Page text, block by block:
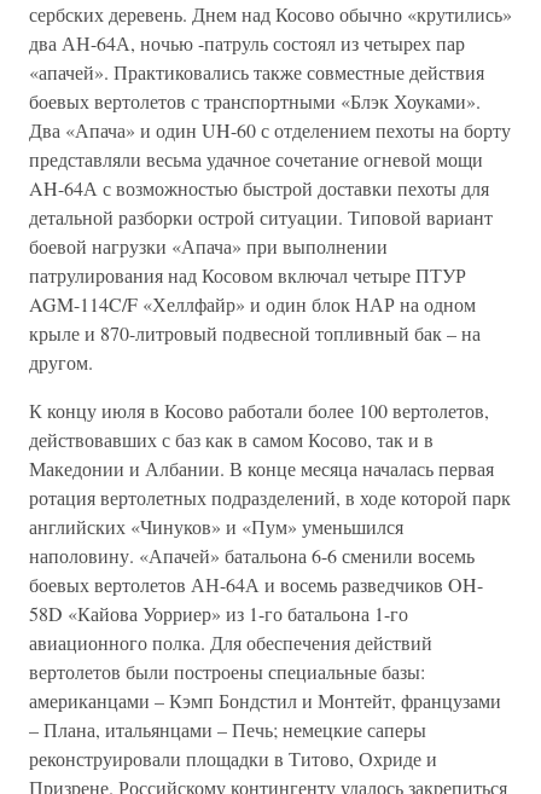
сербских деревень. Днем над Косово обычно «крутились»
два АН-64А, ночью -патруль состоял из четырех пар
«апачей». Практиковались также совместные действия
боевых вертолетов с транспортными «Блэк Хоуками».
Два «Апача» и один UH-60 с отделением пехоты на борту
представляли весьма удачное сочетание огневой мощи
AH-64А с возможностью быстрой доставки пехоты для
детальной разборки острой ситуации. Типовой вариант
боевой нагрузки «Апача» при выполнении
патрулирования над Косовом включал четыре ПТУР
AGM-114C/F «Хеллфайр» и один блок НАР на одном
крыле и 870-литровый подвесной топливный бак – на
другом.
К концу июля в Косово работали более 100 вертолетов,
действовавших с баз как в самом Косово, так и в
Македонии и Албании. В конце месяца началась первая
ротация вертолетных подразделений, в ходе которой парк
английских «Чинуков» и «Пум» уменьшился
наполовину. «Апачей» батальона 6-6 сменили восемь
боевых вертолетов АН-64А и восемь разведчиков OH-
58D «Кайова Уорриер» из 1-го батальона 1-го
авиационного полка. Для обеспечения действий
вертолетов были построены специальные базы:
американцами – Кэмп Бондстил и Монтейт, французами
– Плана, итальянцами – Печь; немецкие саперы
реконструировали площадки в Титово, Охриде и
Призрене. Российскому контингенту удалось закрепиться